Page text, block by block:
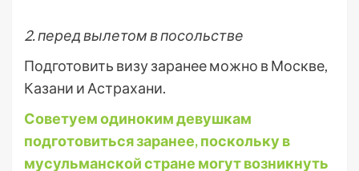
2. перед вылетом в посольстве
Подготовить визу заранее можно в Москве,
Казани и Астрахани.
Советуем одиноким девушкам
подготовиться заранее, поскольку в
мусульманской стране могут возникнуть